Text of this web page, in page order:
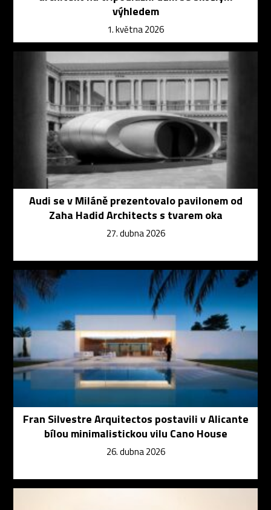
výhledem
1. května 2026
Audi se v Miláně prezentovalo pavilonem od
Zaha Hadid Architects s tvarem oka
27. dubna 2026
Fran Silvestre Arquitectos postavili v Alicante
bílou minimalistickou vilu Cano House
26. dubna 2026